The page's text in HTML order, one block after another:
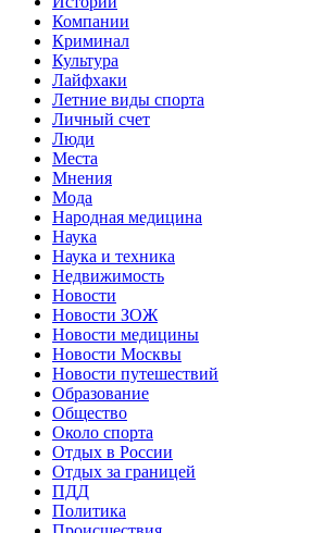
Компании
Криминал
Культура
Лайфхаки
Летние виды спорта
Личный счет
Люди
Места
Мнения
Мода
Народная медицина
Наука
Наука и техника
Недвижимость
Новости
Новости ЗОЖ
Новости медицины
Новости Москвы
Новости путешествий
Образование
Общество
Около спорта
Отдых в России
Отдых за границей
ПДД
Политика